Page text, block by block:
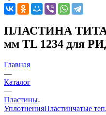
ПЛАСТИНА
мм TL 1234 для
Главная
—
Каталог
—
Пластины
УплотненияПластинчатые